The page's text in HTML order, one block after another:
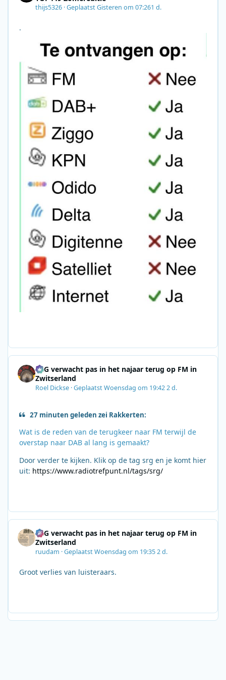
thijs5326 ·GeplaatstGisteren om 07:261 d.
.
SRG verwacht pas in het najaar terug op FM in
Zwitserland
Roel Dickse ·GeplaatstWoensdag om 19:422 d.
27 minuten geleden zei Rakkerten:
Wat is de reden van de terugkeer naar FM terwijl de
overstap naar DAB al lang is gemaakt?
Door verder te kijken. Klik op de tag srg en je komt hier
uit: https://www.radiotrefpunt.nl/tags/srg/
SRG verwacht pas in het najaar terug op FM in
Zwitserland
ruudam ·GeplaatstWoensdag om 19:352 d.
Groot verlies van luisteraars.